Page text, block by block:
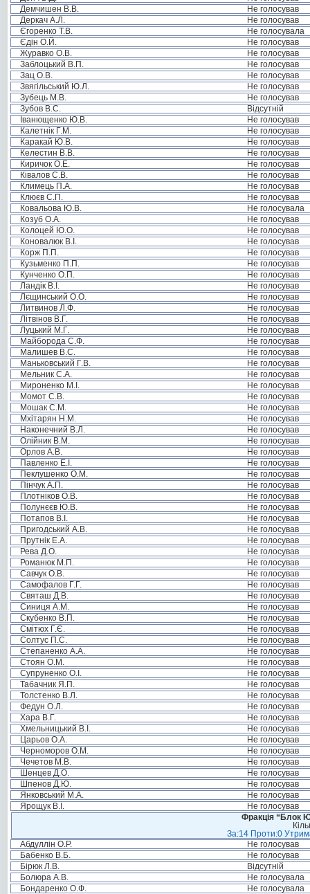
Демчишен В.В.
Не голосував
Деркач А.Л.
Не голосував
Єгоренко Т.В.
Не голосувала
Єдін О.Й.
Не голосував
Журавко О.В.
Не голосував
Заблоцький В.П.
Не голосував
Зац О.В.
Не голосував
Звягільський Ю.Л.
Не голосував
Зубець М.В.
Не голосував
Зубов В.С.
Відсутній
Іванющенко Ю.В.
Не голосував
Калетнік Г.М.
Не голосував
Каракай Ю.В.
Не голосував
Келестин В.В.
Не голосував
Киричок О.Е.
Не голосував
Ківалов С.В.
Не голосував
Климець П.А.
Не голосував
Клюєв С.П.
Не голосував
Ковальова Ю.В.
Не голосувала
Козуб О.А.
Не голосував
Колоцей Ю.О.
Не голосував
Коновалюк В.І.
Не голосував
Корж П.П.
Не голосував
Кузьменко П.П.
Не голосував
Кунченко О.П.
Не голосував
Ландік В.І.
Не голосував
Лєщинський О.О.
Не голосував
Литвинов Л.Ф.
Не голосував
Літвінов В.Г.
Не голосував
Луцький М.Г.
Не голосував
Майборода С.Ф.
Не голосував
Малишев В.С.
Не голосував
Маньковський Г.В.
Не голосував
Мельник С.А.
Не голосував
Мироненко М.І.
Не голосував
Момот С.В.
Не голосував
Мошак С.М.
Не голосував
Мхітарян Н.М.
Не голосував
Наконечний В.Л.
Не голосував
Олійник В.М.
Не голосував
Орлов А.В.
Не голосував
Павленко Е.І.
Не голосував
Пеклушенко О.М.
Не голосував
Пінчук А.П.
Не голосував
Плотніков О.В.
Не голосував
Полунєєв Ю.В.
Не голосував
Потапов В.І.
Не голосував
Пригодський А.В.
Не голосував
Прутнік Е.А.
Не голосував
Рева Д.О.
Не голосував
Романюк М.П.
Не голосував
Савчук О.В.
Не голосував
Самофалов Г.Г.
Не голосував
Святаш Д.В.
Не голосував
Синиця А.М.
Не голосував
Скубенко В.П.
Не голосував
Смітюх Г.Є.
Не голосував
Солтус П.С.
Не голосував
Степаненко А.А.
Не голосував
Стоян О.М.
Не голосував
Супруненко О.І.
Не голосував
Табачник Я.П.
Не голосував
Толстенко В.Л.
Не голосував
Федун О.Л.
Не голосував
Хара В.Г.
Не голосував
Хмельницький В.І.
Не голосував
Царьов О.А.
Не голосував
Черноморов О.М.
Не голосував
Чечетов М.В.
Не голосував
Шенцев Д.О.
Не голосував
Шпенов Д.Ю.
Не голосував
Янковський М.А.
Не голосував
Ярощук В.І.
Не голосував
Фракція “Блок
За:14 Проти:0
Абдуллін О.Р.
Не голосував
Бабенко В.Б.
Не голосував
Бірюк Л.В.
Відсутній
Болюра А.В.
Не голосувала
Бондаренко О.Ф.
Не голосувала